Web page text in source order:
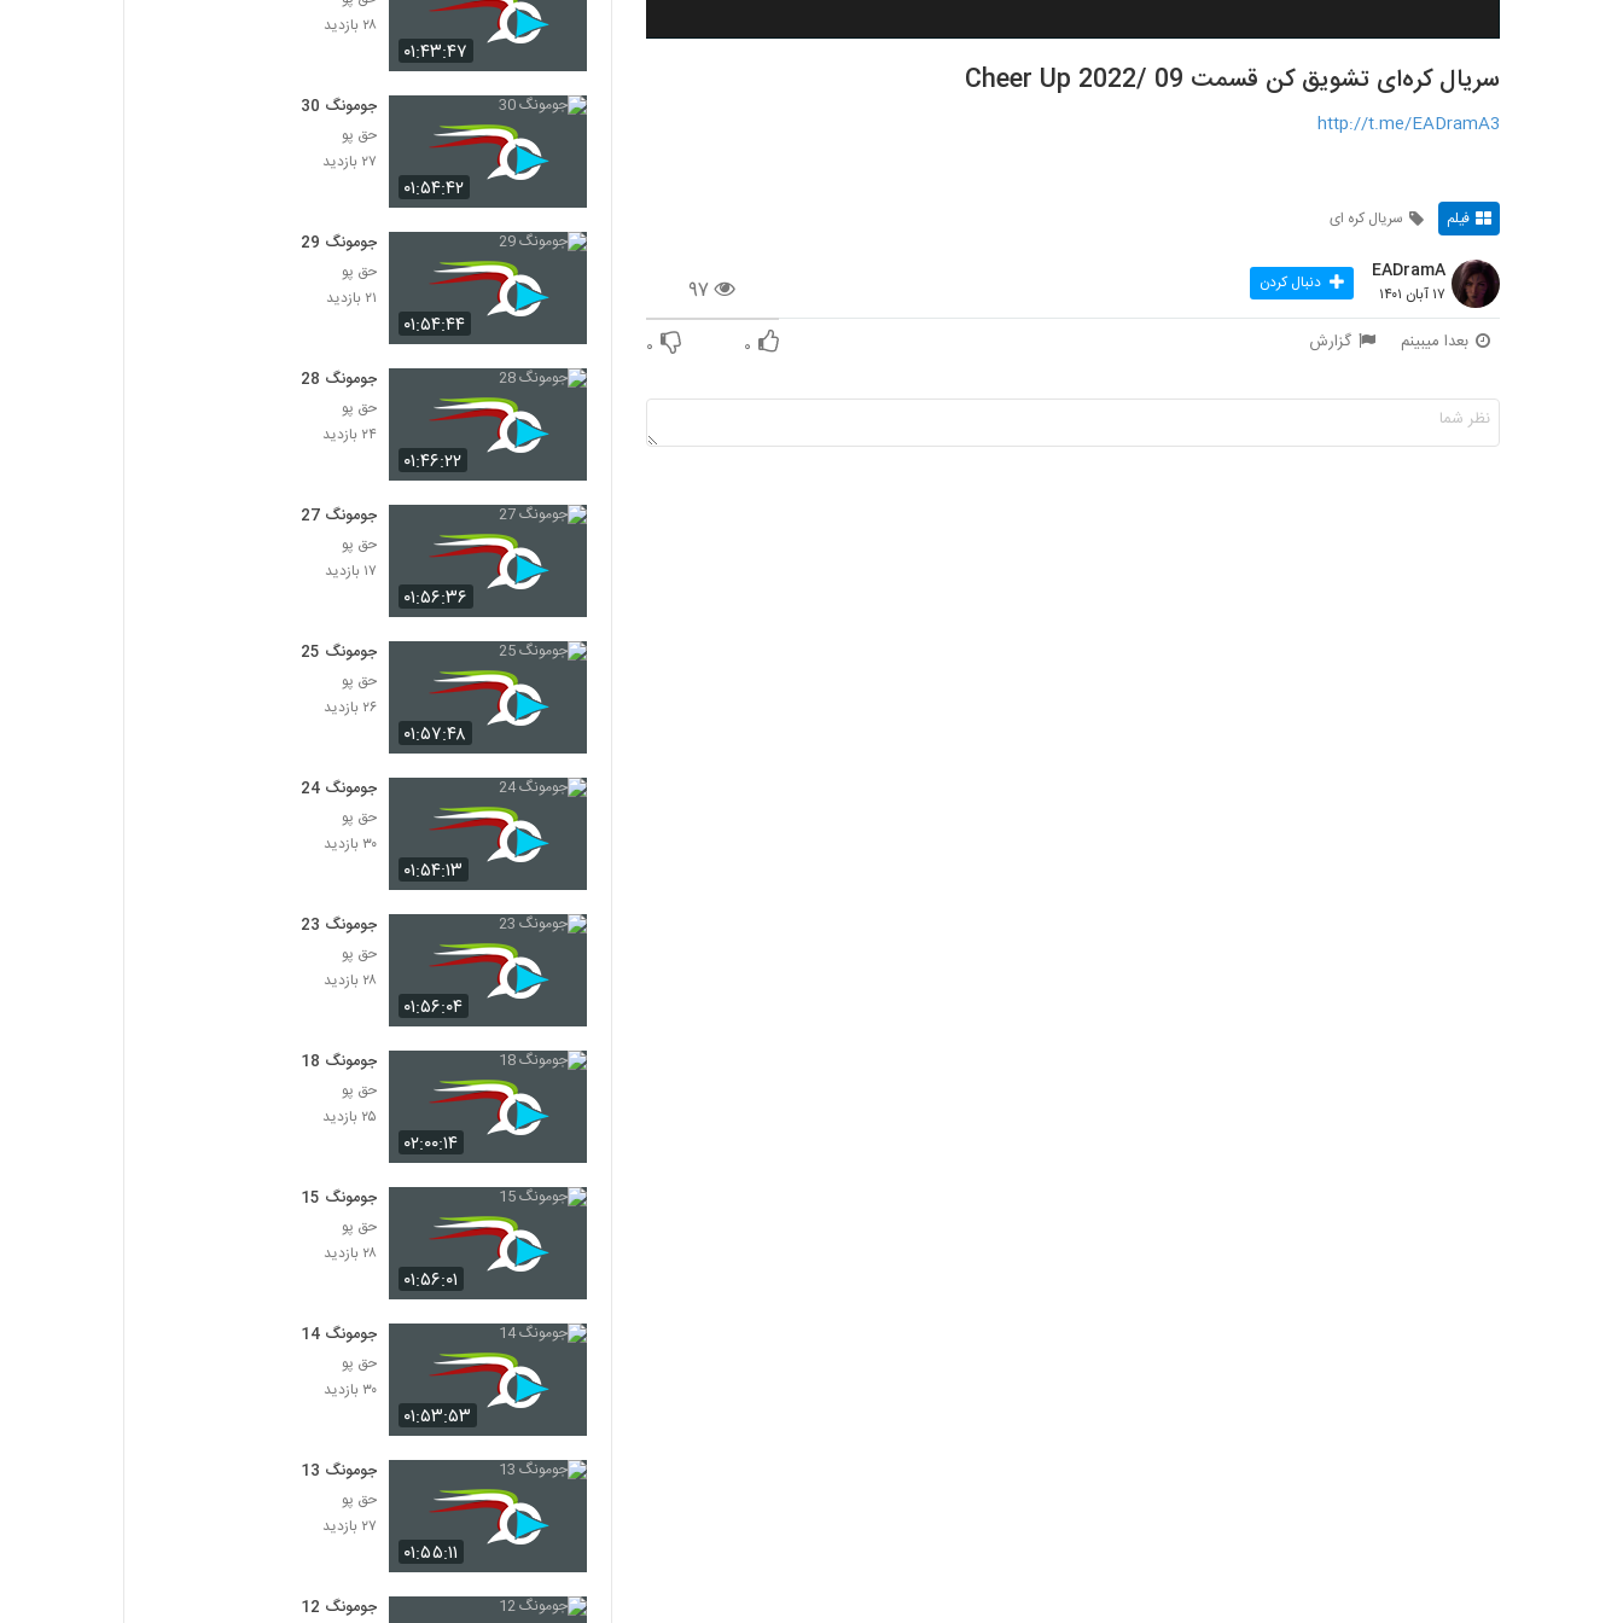
سریال کره‌ای تشویق کن قسمت 09 /Cheer Up 2022
http://t.me/EADramA3
فیلم سریال کره ای
۹۷
EADramA
۱۷ آبان ۱۴۰۱ دنبال کردن
بعدا میبینم گزارش ۰ ۰
۰۱:۴۳:۴۷
۲۸ بازدید
۰۱:۵۴:۴۲
جومونگ 30
حق پو
۲۷ بازدید
۰۱:۵۴:۴۴
جومونگ 29
حق پو
۲۱ بازدید
۰۱:۴۶:۲۲
جومونگ 28
حق پو
۲۴ بازدید
۰۱:۵۶:۳۶
جومونگ 27
حق پو
۱۷ بازدید
۰۱:۵۷:۴۸
جومونگ 25
حق پو
۲۶ بازدید
۰۱:۵۴:۱۳
جومونگ 24
حق پو
۳۰ بازدید
۰۱:۵۶:۰۴
جومونگ 23
حق پو
۲۸ بازدید
۰۲:۰۰:۱۴
جومونگ 18
حق پو
۲۵ بازدید
۰۱:۵۶:۰۱
جومونگ 15
حق پو
۲۸ بازدید
۰۱:۵۳:۵۳
جومونگ 14
حق پو
۳۰ بازدید
۰۱:۵۵:۱۱
جومونگ 13
حق پو
۲۷ بازدید
جومونگ 12